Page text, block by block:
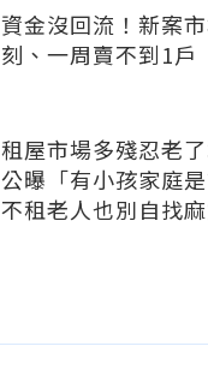
資金沒回流！新案
刻、一周賣不到1戶
租屋市場多殘忍老
公曝「有小孩家庭
不租老人也別自找